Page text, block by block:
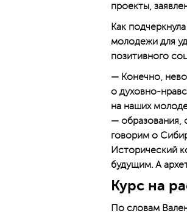
проекты,
Как
молодежи для
позитивного
— Конечно,
о духовно-
на наших
— образования,
говорим о
Исторический
будущим. А
Курс на
По словам